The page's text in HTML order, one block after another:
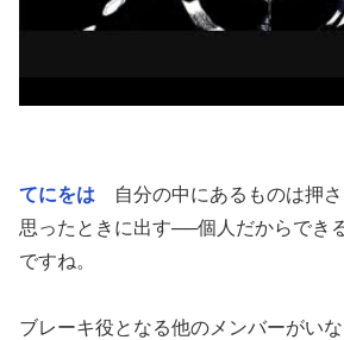
てにをは 自分の中にあるものは押
思ったときに出す──個人だからでき
ですね。
ブレーキ役となる他のメンバーがい